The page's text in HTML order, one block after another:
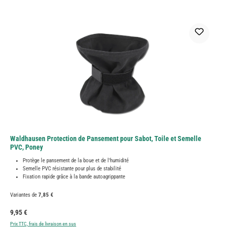
Waldhausen Protection de Pansement pour Sabot, Toile et Semelle
PVC, Poney
Protège le pansement de la boue et de l'humidité
Semelle PVC résistante pour plus de stabilité
Fixation rapide grâce à la bande autoagrippante
Variantes de 7,85 €
Prix régulier :
9,95 €
Prix TTC, frais de livraison en sus